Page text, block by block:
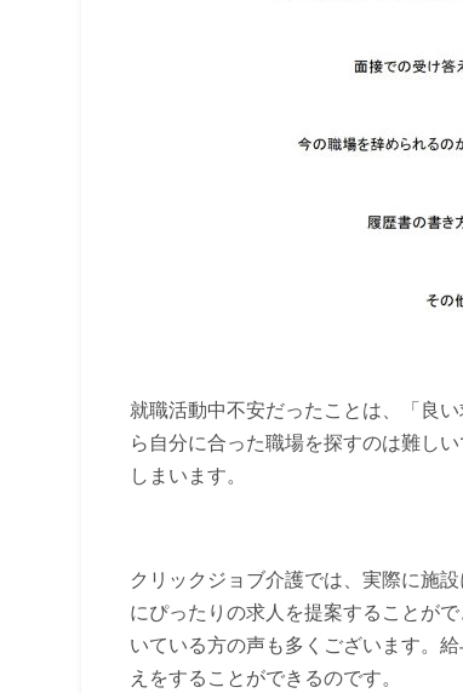
就職活動中不安だったことは、「良
ら自分に合った職場を探すのは難し
しまいます。
クリックジョブ介護では、実際に施
にぴったりの求人を提案することが
いている方の声も多くございます。
えをすることができるのです。